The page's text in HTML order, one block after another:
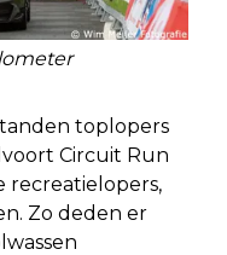
toplopers
Circuit Run
recreatielopers,
Zo deden er